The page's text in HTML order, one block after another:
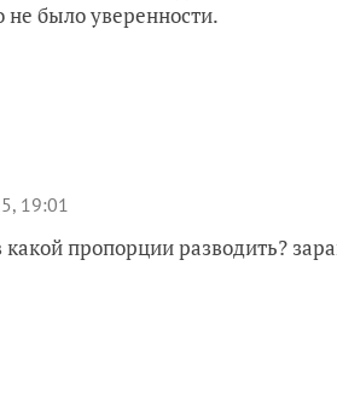
не было уверенности.
19:01
пропорции разводить?